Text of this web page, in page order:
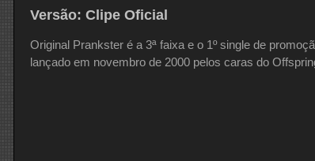
Versão: Clipe Oficial
Original Prankster é a 3ª faixa e o 1º single de
lançado em novembro de 2000 pelos caras do